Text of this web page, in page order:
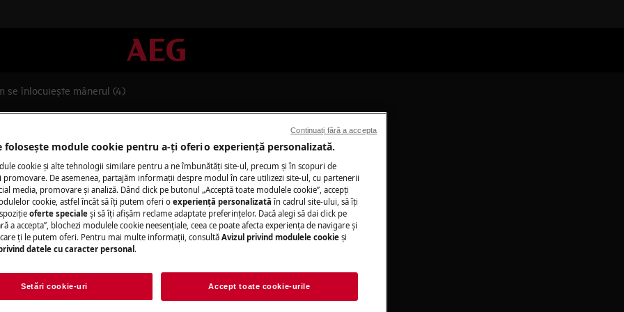
se înlocuiește mânerul (4)
(4)
aparatul și deconectați ștecherul de
grele este necesar să le
închisă.
folosește module cookie pentru a-ţi oferi o experienţă personalizată.
cookie și alte tehnologii similare pentru a ne îmbunătăţi site-ul, precum și în scopuri de
promovare. De asemenea, partajăm informaţii despre modul în care utilizezi site-ul, cu partenerii
media, promovare și analiză. Dând click pe butonul „Acceptă toate modulele cookie”, accepţi
cookie, astfel încât să îţi putem oferi o experienţă personalizată în cadrul site-ului, să îţi
oferte speciale și să îţi afișăm reclame adaptate preferinţelor. Dacă alegi să dai click pe
a accepta”, blochezi modulele cookie neesenţiale, ceea ce poate afecta experienţa de navigare și
ţi le putem oferi. Pentru mai multe informaţii, consultă Avizul privind modulele cookie și
datele cu caracter personal .
Setări cookie-uri Accept toate cookie-urile
Continuați fără a accepta